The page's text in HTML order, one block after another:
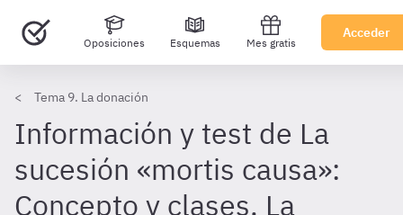
Oposiciones Esquemas Mes gratis
Acceder
Tema 9. La donación
Información y test de La
sucesión «mortis causa»:
Concepto y clases. La